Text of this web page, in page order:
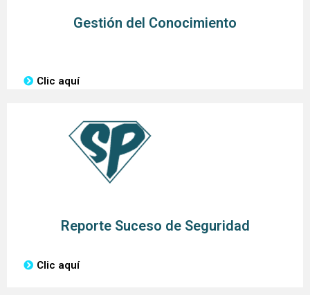
Gestión del Conocimiento
Clic aquí
Reporte Suceso de Seguridad
Clic aquí